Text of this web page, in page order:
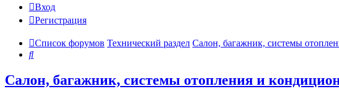
Вход
Регистрация
Список форумов Технический раздел Салон, багажник, системы
Поиск
Салон, багажник, системы отопления и